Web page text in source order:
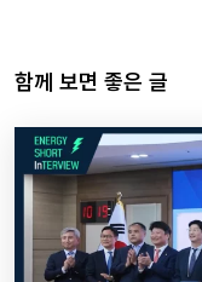
함께 보면 좋은 글